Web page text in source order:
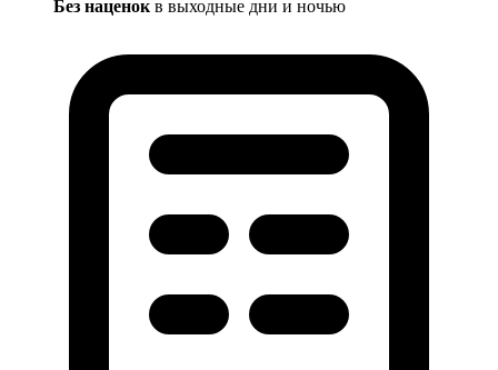
Без наценок в выходные дни и ночью